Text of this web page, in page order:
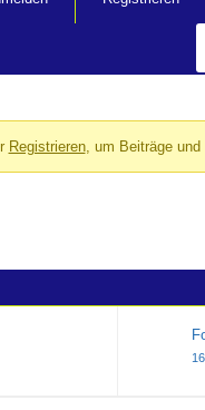
Registrieren, um Beiträge